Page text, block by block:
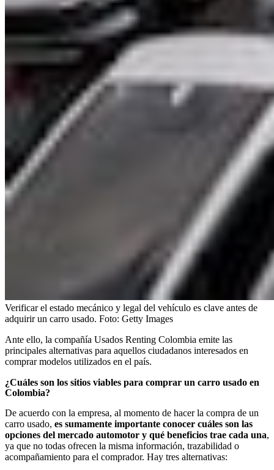
Verificar el estado mecánico y legal del vehículo es clave antes de
adquirir un carro usado. Foto: Getty Images
Ante ello, la compañía Usados Renting Colombia emite las
principales alternativas para aquellos ciudadanos interesados en
comprar modelos utilizados en el país.
¿Cuáles son los sitios viables para comprar un carro usado en
Colombia?
De acuerdo con la empresa, al momento de hacer la compra de un
carro usado, es sumamente importante conocer cuáles son las
opciones del mercado automotor y qué beneficios trae cada una,
ya que no todas ofrecen la misma información, trazabilidad o
acompañamiento para el comprador. Hay tres alternativas: